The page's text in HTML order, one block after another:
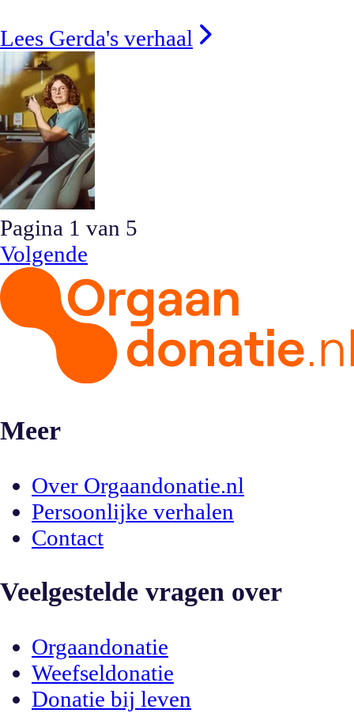
Lees Gerda's verhaal
Pagina 1 van 5
Volgende
Meer
Over Orgaandonatie.nl
Persoonlijke verhalen
Contact
Veelgestelde vragen over
Orgaandonatie
Weefseldonatie
Donatie bij leven